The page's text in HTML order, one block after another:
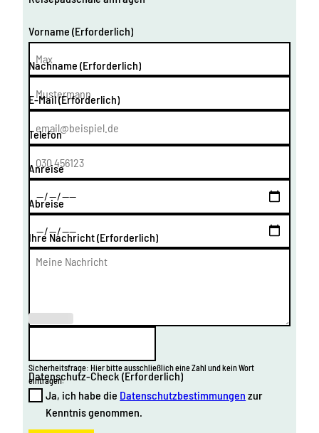
Vorname (Erforderlich)
Nachname (Erforderlich)
E-Mail(Erforderlich)
Telefon
Anreise
Abreise
Ihre Nachricht(Erforderlich)
(Erforderl
Sicherheitsfrage: Hier bitte ausschließlich eine Zahl und kein Wort
eintragen.
Datenschutz-Check(Erforderlich)
Ja, ich habe die Datenschutzbestimmungen zur
Kenntnis genommen.